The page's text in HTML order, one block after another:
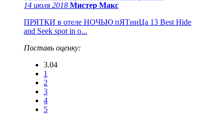
14 июля 2018 Мистер Макс
ПРЯТКИ в отеле НОЧЬЮ пЯТниЦа 13 Best Hide
and Seek spot in o...
Поставь оценку:
3.04
1
2
3
4
5